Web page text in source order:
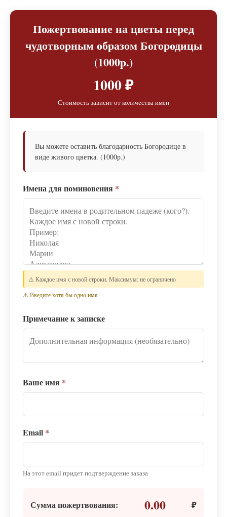
Пожертвование на цветы перед
чудотворным образом Богородицы
(1000р.)
1000 ₽
Стоимость зависит от количества имён
Вы можете оставить благодарность Богородице в
виде живого цветка. (1000р.)
Имена для поминовения *
⚠️ Каждое имя с новой строки. Максимум: не ограничено
⚠️ Введите хотя бы одно имя
Примечание к записке
Ваше имя *
Email *
На этот email придет подтверждение заказа
Сумма пожертвования: 0.00 ₽